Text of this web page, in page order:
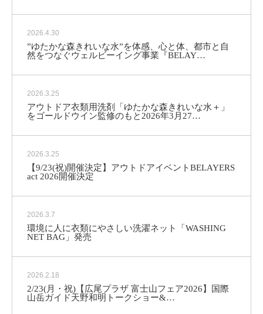
2026.4.30
”ゆたかな森きれいな水”を体感、心と体、都市と自
然をつなぐウェルビーイング事業『BELAY…
2026.3.25
アウトドア衣類用洗剤「ゆたかな森きれいな水＋」
をゴールドウイン監修のもと2026年3月27…
2026.3.25
【9/23(祝)開催決定】アウトドアイベントBELAYERS
act 2026開催決定
2026.3.7
環境に人に衣類にやさしい洗濯ネット「WASHING
NET BAG」発売
2026.2.18
2/23(月・祝)【広尾プラザ 富士山フェア2026】国際
山岳ガイド天野和明トークショー&…